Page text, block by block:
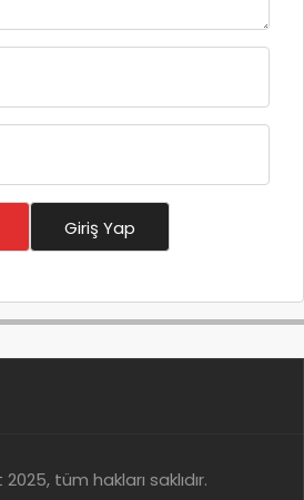
Giriş Yap
tüm hakları saklıdır.